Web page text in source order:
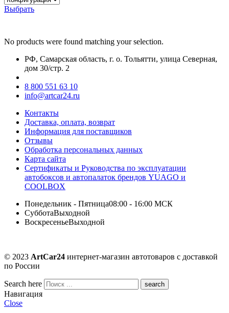
Выбрать
No products were found matching your selection.
РФ, Самарская область, г. о. Тольятти, улица Северная,
дом 30/стр. 2
8 800 551 63 10
info@artcar24.ru
Контакты
Доставка, оплата, возврат
Информация для поставщиков
Отзывы
Обработка персональных данных
Карта сайта
Сертификаты и Руководства по эксплуатации
автобоксов и автопалаток брендов YUAGO и
COOLBOX
Понедельник - Пятница08:00 - 16:00 МСК
СубботаВыходной
ВоскресеньеВыходной
© 2023 ArtCar24 интернет-магазин автотоваров с доставкой
по России
Search here
Навигация
Close